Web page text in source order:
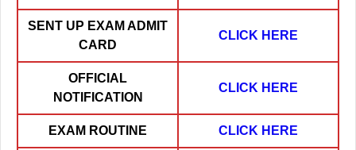
SENT UP EXAM ADMIT
CARD
CLICK HERE
OFFICIAL
NOTIFICATION
CLICK HERE
EXAM ROUTINE CLICK HERE